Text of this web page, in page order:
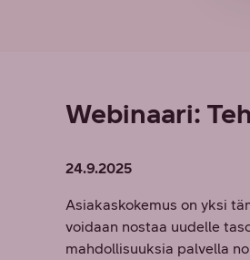
Webinaari:
24.9.2025
Asiakaskokemus on yksi
voidaan nostaa uudelle
mahdollisuuksia palvella